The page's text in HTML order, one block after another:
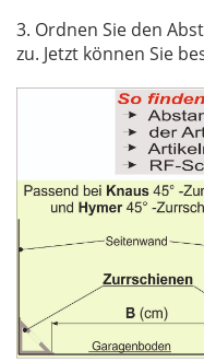
3. Ordnen Sie den
zu. Jetzt können Sie